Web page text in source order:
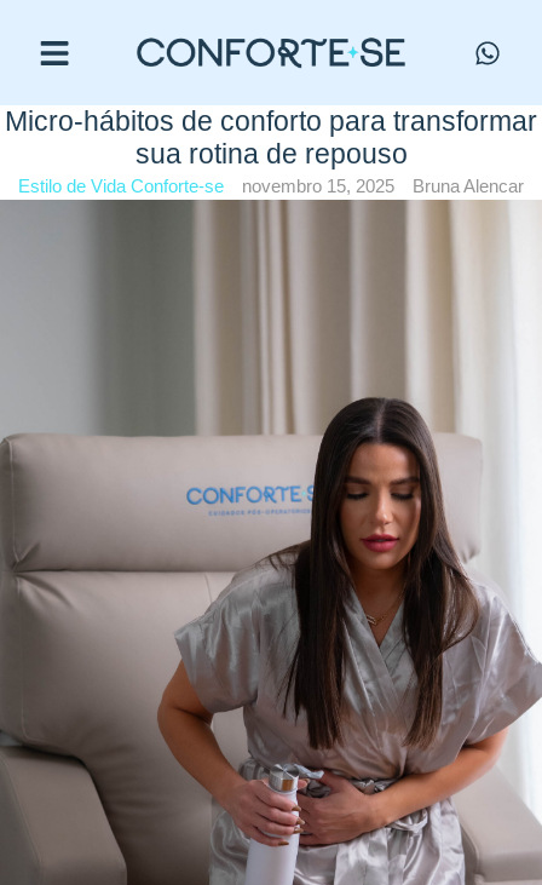
Micro-hábitos de conforto para transformar
sua rotina de repouso
Estilo de Vida Conforte-se novembro 15, 2025 Bruna Alencar